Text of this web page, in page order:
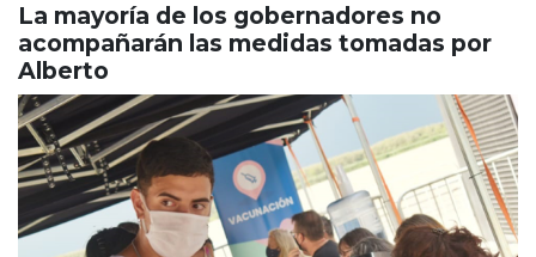
La mayoría de los gobernadores no
acompañarán las medidas tomadas por
Alberto